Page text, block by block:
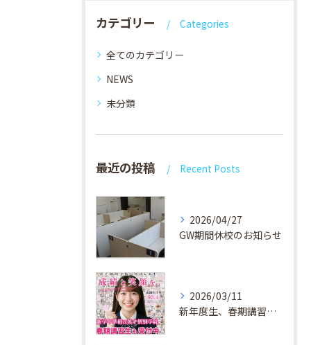
カテゴリー Categories
全てのカテゴリー
NEWS
未分類
最近の投稿 Recent Posts
2026/04/27
GW期間休校のお知らせ
2026/03/11
新年度生、春期講習生 受付中！